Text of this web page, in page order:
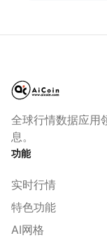
全球行情数据应用
息。
功能
实时行情
特色功能
AI网格